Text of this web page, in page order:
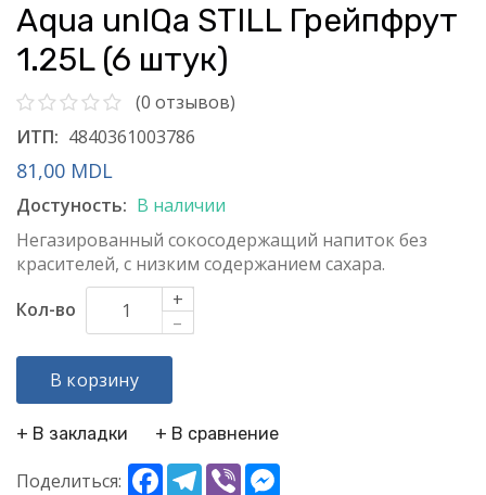
Aqua unIQa STILL Грейпфрут
1.25L (6 штук)
(0 отзывов)
ИТП: 4840361003786
81,00 MDL
Достуность: В наличии
Негазированный сокосодержащий напиток без
красителей, с низким содержанием сахара.
Кол-во
+
–
В корзину
+ В закладки + В сравнение
Поделиться: FacebookTelegram
Viber